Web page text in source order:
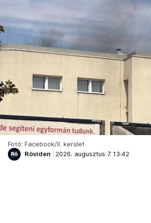
Fotó: Facebook/II. kerület
Röviden
2026. augusztus 7. 13:42